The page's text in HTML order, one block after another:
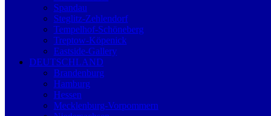
Spandau
Steglitz-Zehlendorf
Tempelhof-Schöneberg
Treptow-Köpenick
Eastside-Gallery
DEUTSCHLAND
Brandenburg
Hamburg
Hessen
Mecklenburg-Vorpommern